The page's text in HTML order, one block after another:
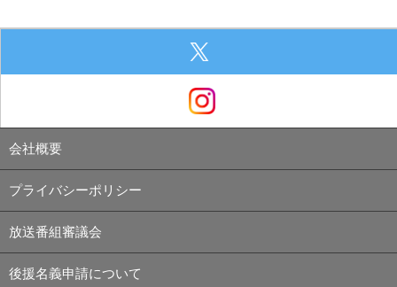
会社概要
プライバシーポリシー
放送番組審議会
後援名義申請について